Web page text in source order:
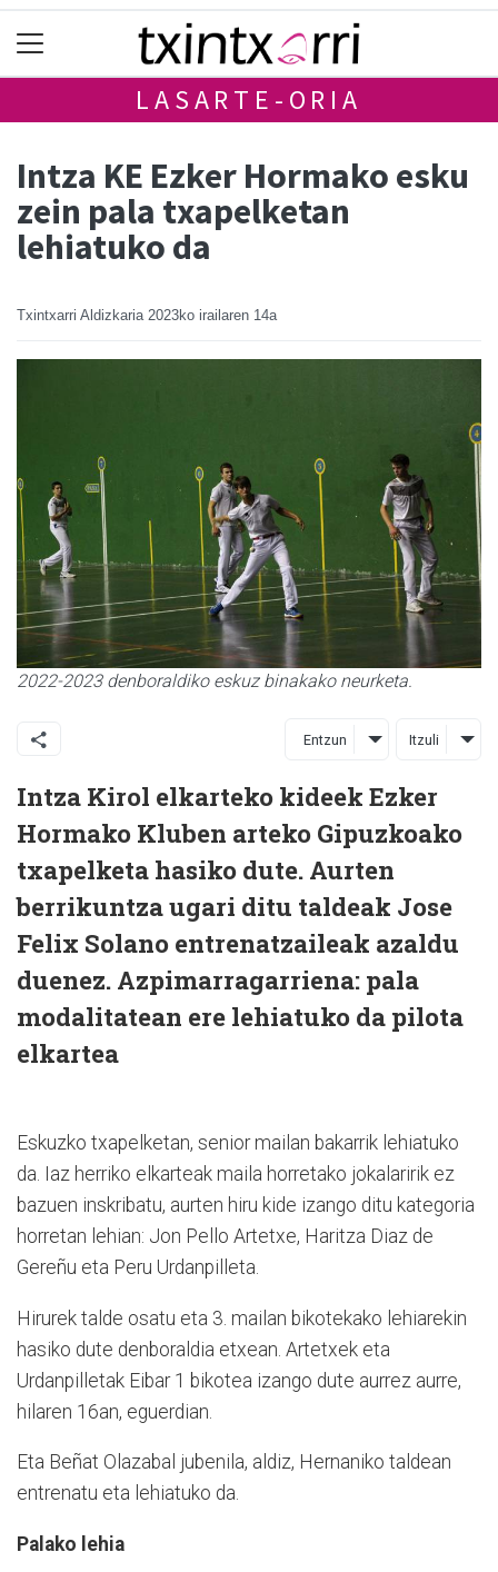
LASARTE-ORIA
Intza KE Ezker Hormako esku
zein pala txapelketan
lehiatuko da
Txintxarri Aldizkaria 2023ko irailaren 14a
2022-2023 denboraldiko eskuz binakako neurketa.
Entzun Itzuli
Intza Kirol elkarteko kideek Ezker
Hormako Kluben arteko Gipuzkoako
txapelketa hasiko dute. Aurten
berrikuntza ugari ditu taldeak Jose
Felix Solano entrenatzaileak azaldu
duenez. Azpimarragarriena: pala
modalitatean ere lehiatuko da pilota
elkartea
Eskuzko txapelketan, senior mailan bakarrik lehiatuko
da. Iaz herriko elkarteak maila horretako jokalaririk ez
bazuen inskribatu, aurten hiru kide izango ditu kategoria
horretan lehian: Jon Pello Artetxe, Haritza Diaz de
Gereñu eta Peru Urdanpilleta.
Hirurek talde osatu eta 3. mailan bikotekako lehiarekin
hasiko dute denboraldia etxean. Artetxek eta
Urdanpilletak Eibar 1 bikotea izango dute aurrez aurre,
hilaren 16an, eguerdian.
Eta Beñat Olazabal jubenila, aldiz, Hernaniko taldean
entrenatu eta lehiatuko da.
Palako lehia